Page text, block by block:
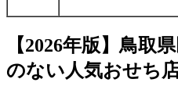
【2026年版】鳥取
のない人気おせち